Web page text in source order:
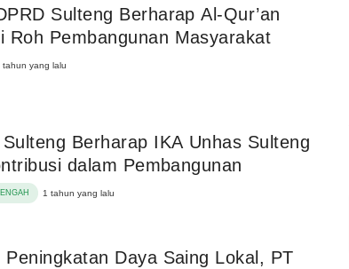
Sulteng Berharap Al-Qur’an
Roh Pembangunan Masyarakat
tahun yang lalu
Berharap IKA Unhas Sulteng
dalam Pembangunan
1 tahun yang lalu
Peningkatan Daya Saing Lokal, PT